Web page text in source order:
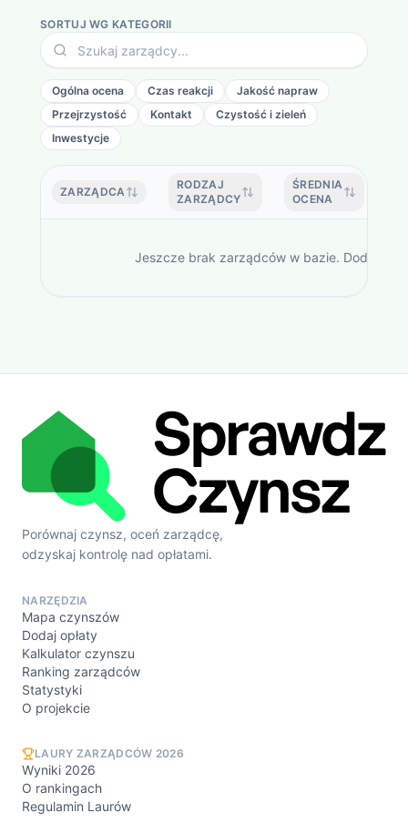
SORTUJ WG KATEGORII
Ogólna ocena Czas reakcji
Jakość napraw
Przejrzystość
Kontakt
Czystość i zieleń
Inwestycje
ZARZĄDCA
RODZAJ
ZARZĄDCY
ŚREDNIA
OCENA
Jeszcze brak zarządców w bazie. Dodaj
Porównaj czynsz, oceń zarządcę,
odzyskaj kontrolę nad opłatami.
NARZĘDZIA
Mapa czynszów
Dodaj opłaty
Kalkulator czynszu
Ranking zarządców
Statystyki
O projekcie
LAURY ZARZĄDCÓW 2026
Wyniki 2026
O rankingach
Regulamin Laurów